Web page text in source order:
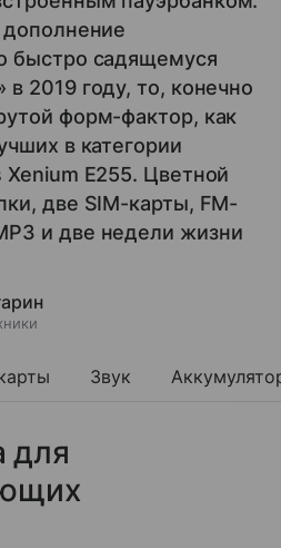
дополнение
быстро садящемуся
в 2019 году, то, конечно
форм-фактор, как
в категории
E255. Цветной
две SIM-карты, FM-
и две недели жизни
Звук
для